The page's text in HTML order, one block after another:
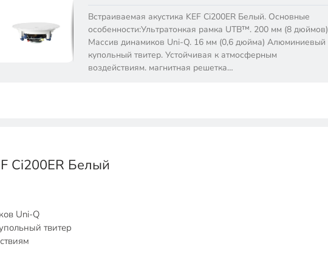
Встраиваемая акустика KEF Ci200ER Белый. Основные
особенности:Ультратонкая рамка UTB™. 200 мм (8 дюймов)
Массив динамиков Uni-Q. 16 мм (0,6 дюйма) Алюминиевый
купольный твитер. Устойчивая к атмосферным
воздействиям. магнитная решетка…
Ci200ER Белый
Uni-Q
твитер